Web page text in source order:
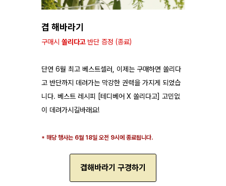
겹 해바라기
구매시 쏠리다고 반단 증정 (종료)
단연 6월 최고 베스트셀러, 이제는 구매하면 쏠리다
고 반단까지 데려가는 막강한 권력을 가지게 되었습
니다. 베스트 레시피 [테디베어 X 쏠리다고] 고민없
이 데려가시길바래요!
* 해당 행사는 6월 18일 오전 9시에 종료됩니다.
겹해바라기 구경하기